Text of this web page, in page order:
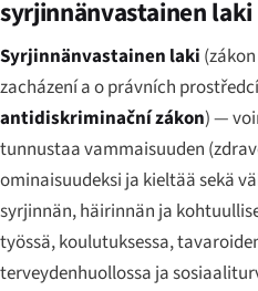
syrjinnänvastainen laki
Syrjinnänvastainen laki (
zacházení a o právních
antidiskriminační zákon) —
tunnustaa vammaisuuden (
ominaisuudeksi ja kieltää sekä
syrjinnän, häirinnän ja
työssä, koulutuksessa,
terveydenhuollossa ja